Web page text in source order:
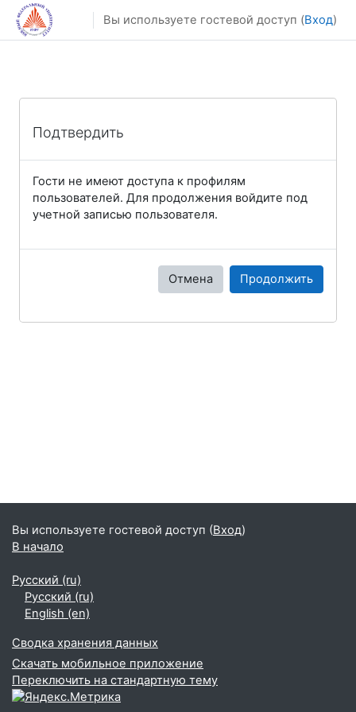
Перейти к основному содержанию
Вы используете гостевой доступ (Вход)
Подтвердить
Гости не имеют доступа к профилям
пользователей. Для продолжения войдите под
учетной записью пользователя.
Отмена Продолжить
Вы используете гостевой доступ (Вход)
В начало
Русский ‎(ru)‎
Русский ‎(ru)‎
English ‎(en)‎
Сводка хранения данных
Скачать мобильное приложение
Переключить на стандартную тему